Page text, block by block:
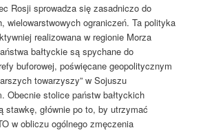
Rosji sprowadza się zasadniczo do
wielowarstwowych ograniczeń. Ta polityka
realizowana w regionie Morza
bałtyckie są spychane do
buforowej, poświęcane geopolitycznym
towarzyszy” w Sojuszu
Obecnie stolice państw bałtyckich
stawkę, głównie po to, by utrzymać
w obliczu ogólnego zmęczenia